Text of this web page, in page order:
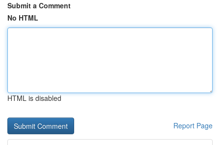
Submit a Comment
No HTML
HTML is disabled
Report Page